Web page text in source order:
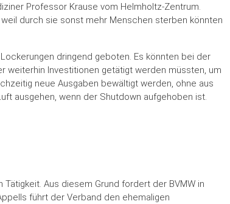
Professor Krause vom Helmholtz-Zentrum.
durch sie sonst mehr Menschen sterben könnten
dringend geboten. Es könnten bei der
weiterhin Investitionen getätigt werden müssten, um
neue Ausgaben bewältigt werden, ohne aus
ausgehen, wenn der Shutdown aufgehoben ist.
Aus diesem Grund fordert der BVMW in
führt der Verband den ehemaligen